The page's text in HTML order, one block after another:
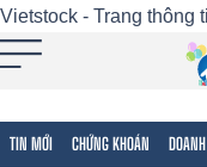
Vietstock - Trang thông
TIN MỚI CHỨNG KHOÁN
Tất cả Tính năng